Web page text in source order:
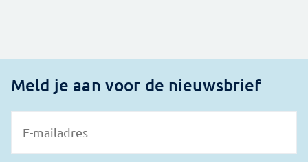
Meld je aan voor de nieuwsbrief